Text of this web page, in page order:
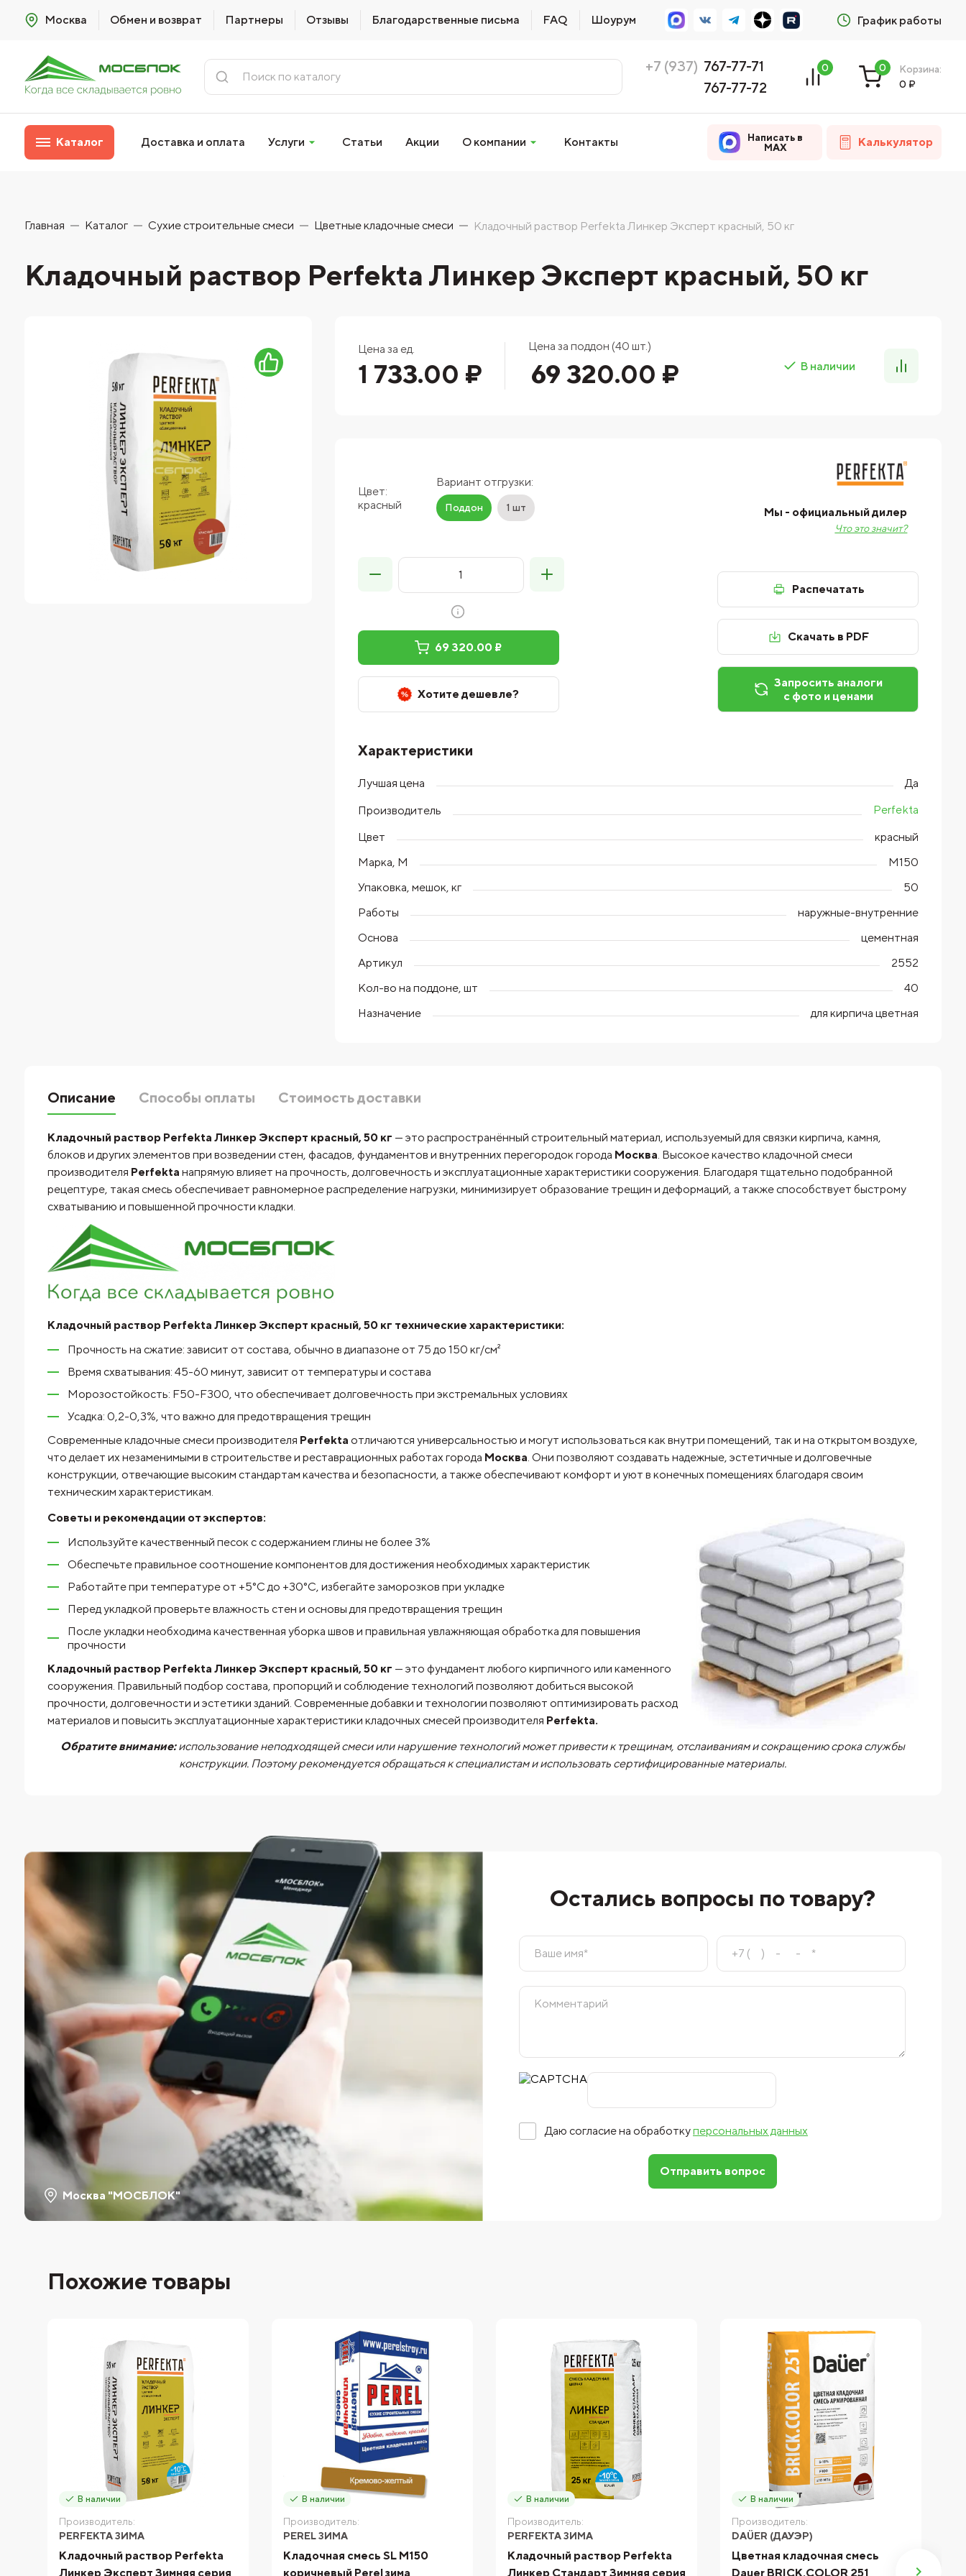
Москва Обмен и возврат Партнеры Отзывы Благодарственные письма FAQ Шоурум График работы
+7 (937) 767-77-71
767-77-72
0 0
Корзина:
0 ₽
Каталог Доставка и оплата Услуги Статьи Акции О компании Контакты
Написать в
MAX
Калькулятор
Главная Каталог Сухие строительные смеси Цветные кладочные смеси Кладочный раствор Perfekta Линкер Эксперт красный, 50 кг
Кладочный раствор Perfekta Линкер Эксперт красный, 50 кг
Цена за ед.
1 733.00 ₽
Цена за поддон (40 шт.)
69 320.00 ₽ В наличии
Цвет:
красный
Вариант отгрузки:
Поддон 1 шт Мы - официальный дилер
Что это значит?
69 320.00 ₽
Хотите дешевле?
Распечатать
Скачать в PDF
Запросить аналоги
с фото и ценами
Характеристики
Лучшая цена
Да
Производитель
Perfekta
Цвет
красный
Марка, М
М150
Упаковка, мешок, кг
50
Работы
наружные-внутренние
Основа
цементная
Артикул
2552
Кол-во на поддоне, шт
40
Назначение
для кирпича цветная
Описание Способы оплаты Стоимость доставки
Кладочный раствор Perfekta Линкер Эксперт красный, 50 кг — это распространённый строительный материал, используемый для связки кирпича, камня,
блоков и других элементов при возведении стен, фасадов, фундаментов и внутренних перегородок города Москва. Высокое качество кладочной смеси
производителя Perfekta напрямую влияет на прочность, долговечность и эксплуатационные характеристики сооружения. Благодаря тщательно подобранной
рецептуре, такая смесь обеспечивает равномерное распределение нагрузки, минимизирует образование трещин и деформаций, а также способствует быстрому
схватыванию и повышенной прочности кладки.
Кладочный раствор Perfekta Линкер Эксперт красный, 50 кг технические характеристики:
Прочность на сжатие: зависит от состава, обычно в диапазоне от 75 до 150 кг/см²
Время схватывания: 45-60 минут, зависит от температуры и состава
Морозостойкость: F50-F300, что обеспечивает долговечность при экстремальных условиях
Усадка: 0,2-0,3%, что важно для предотвращения трещин
Современные кладочные смеси производителя Perfekta отличаются универсальностью и могут использоваться как внутри помещений, так и на открытом воздухе,
что делает их незаменимыми в строительстве и реставрационных работах города Москва. Они позволяют создавать надежные, эстетичные и долговечные
конструкции, отвечающие высоким стандартам качества и безопасности, а также обеспечивают комфорт и уют в конечных помещениях благодаря своим
техническим характеристикам.
Советы и рекомендации от экспертов:
Используйте качественный песок с содержанием глины не более 3%
Обеспечьте правильное соотношение компонентов для достижения необходимых характеристик
Работайте при температуре от +5°C до +30°C, избегайте заморозков при укладке
Перед укладкой проверьте влажность стен и основы для предотвращения трещин
После укладки необходима качественная уборка швов и правильная увлажняющая обработка для повышения
прочности
Кладочный раствор Perfekta Линкер Эксперт красный, 50 кг — это фундамент любого кирпичного или каменного
сооружения. Правильный подбор состава, пропорций и соблюдение технологий позволяют добиться высокой
прочности, долговечности и эстетики зданий. Современные добавки и технологии позволяют оптимизировать расход
материалов и повысить эксплуатационные характеристики кладочных смесей производителя Perfekta.
Обратите внимание:использование неподходящей смеси или нарушение технологий может привести к трещинам, отслаиваниям и сокращению срока службы
конструкции. Поэтому рекомендуется обращаться к специалистам и использовать сертифицированные материалы.
Москва "МОСБЛОК"
Остались вопросы по товару?
Даю согласие на обработкуперсональных данных
Отправить вопрос
Похожие товары
В наличии
Производитель:
PERFEKTA ЗИМА
Кладочный раствор Perfekta
Линкер Эксперт Зимняя серия
В наличии
Производитель:
PEREL ЗИМА
Кладочная смесь SL М150
коричневый Perel зима
В наличии
Производитель:
PERFEKTA ЗИМА
Кладочный раствор Perfekta
Линкер Стандарт Зимняя серия
В наличии
Производитель:
DAÜER (ДАУЭР)
Цветная кладочная смесь
Dauer BRICK.COLOR 251